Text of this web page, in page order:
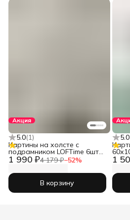
Акция
5.0(1)
1 990 ₽4 179 ₽−52%
Картины на холсте с
подрамником LOFTime 6шт
БЕРЕГ В КОРИЧНЕВЫХ
ТОНАХ К-286-3040
В корзину
5.0
1
КБ-